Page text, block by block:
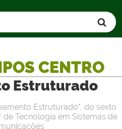
CENTRO
Estruturado
Estruturado", do sexto
Tecnologia em Sistemas de